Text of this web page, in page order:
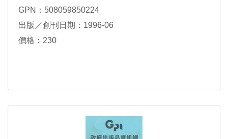
GPN：508059850224
出版／創刊日期：1996-06
價格：230